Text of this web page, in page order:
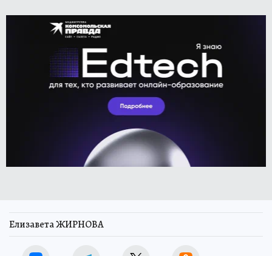
Елизавета ЖИРНОВА